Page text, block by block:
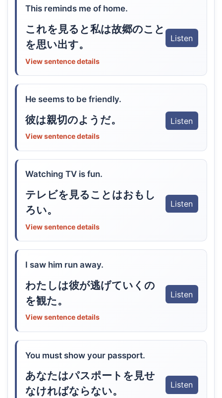
This reminds me of home.
これを見ると私は故郷のこと
を思い出す。
Listen
View sentence details
He seems to be friendly.
彼は親切のようだ。 Listen
View sentence details
Watching TV is fun.
テレビを見ることはおもし
ろい。
Listen
View sentence details
I saw him run away.
わたしは彼が逃げていくの
を観た。
Listen
View sentence details
You must show your passport.
あなたはパスポートを見せ
なければならない。
Listen